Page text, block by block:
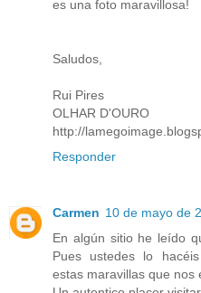
es una foto maravillosa!
Saludos,
Rui Pires
OLHAR D'OURO
http://
Responder
Carmen 10 de mayo de
En algún sitio he leído
Pues ustedes lo
estas maravillas que nos